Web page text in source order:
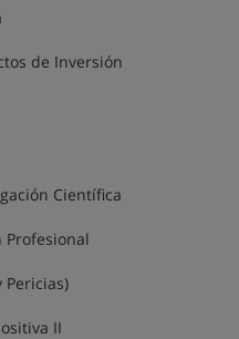
de Inversión
Científica
Pericias)
II